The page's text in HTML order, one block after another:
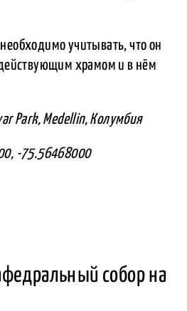
учитывать, что он
храмом и в нём
Park, Medellin, Колумбия
-75.56468000
собор на